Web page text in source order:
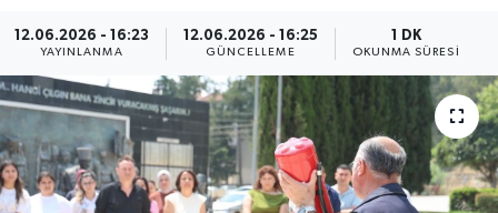
12.06.2026 - 16:23
YAYINLANMA
12.06.2026 - 16:25
GÜNCELLEME
1 DK
OKUNMA SÜRESI
DÜNYA
EĞİTİM
TURİZM